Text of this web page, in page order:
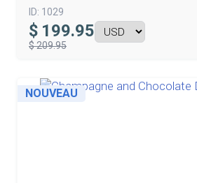
ID: 1029
$ 199.95
$ 209.95
NOUVEAU